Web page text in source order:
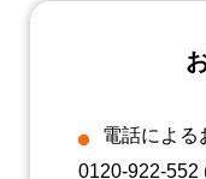
電話による
0120-922-552